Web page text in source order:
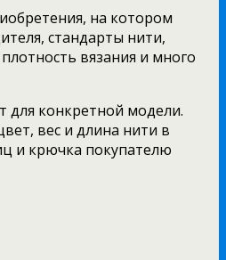
на котором
стандарты нити,
вязания и много
для конкретной модели.
вес и длина нити в
и крючка покупателю